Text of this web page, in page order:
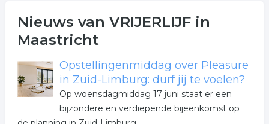
Nieuws van VRIJERLIJF in
Maastricht
Opstellingenmiddag over Pleasure
in Zuid-Limburg: durf jij te voelen?
Op woensdagmiddag 17 juni staat er een
bijzondere en verdiepende bijeenkomst op